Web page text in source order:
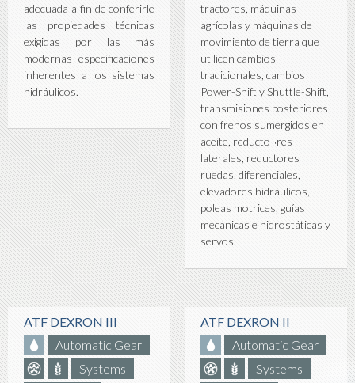
adecuada a fin de conferirle
las propiedades técnicas
exigidas por las más
modernas especificaciones
inherentes a los sistemas
hidráulicos.
tractores, máquinas
agrícolas y máquinas de
movimiento de tierra que
utilicen cambios
tradicionales, cambios
Power-Shift y Shuttle-Shift,
transmisiones posteriores
con frenos sumergidos en
aceite, reducto¬res
laterales, reductores
ruedas, diferenciales,
elevadores hidráulicos,
poleas motrices, guías
mecánicas e hidrostáticas y
servos.
ATF DEXRON III
Automatic Gear
Systems
ATF DEXRON II
Automatic Gear
Systems